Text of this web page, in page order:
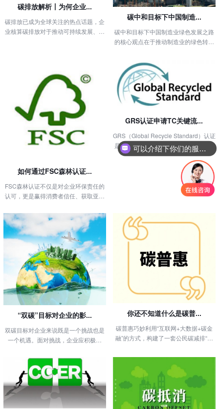
碳排放解析丨为何企业...
碳排放已成为全球关注的热点话题，企
业核算碳排放对于推动可持续发展、提
碳中和目标下中国制造...
碳中和目标下中国制造业绿色发展之路
的核心观点在于推动制造业的绿色转型
如何通过FSC森林认证...
FSC森林认证不仅是对企业环保责任的
认可，更是赢得消费者信任、获取亚马
GRS认证申请TC关键流...
GRS（Global Recycle Standard）认证
是全球回收标准，最初由位于荷兰鹿特
丹的世优认证公司（CU）于2008年
“双碳”目标对企业的影...
双碳目标对企业来说既是一个挑战也是
一个机遇。面对挑战，企业应积极应
机...
你还不知道什么是碳普...
碳普惠巧妙利用“互联网+大数据+碳金
融”的方式，构建了一套公民碳减排“可